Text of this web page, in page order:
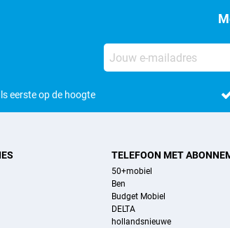
eerste op de hoogte
TELEFOON MET
50+mobiel
Ben
Budget Mobiel
DELTA
hollandsnieuwe